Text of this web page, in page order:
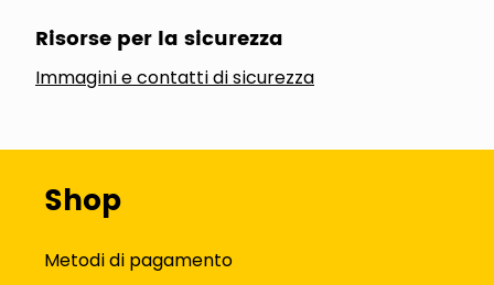
Risorse per la sicurezza
Immagini e contatti di sicurezza
Shop
Metodi di pagamento